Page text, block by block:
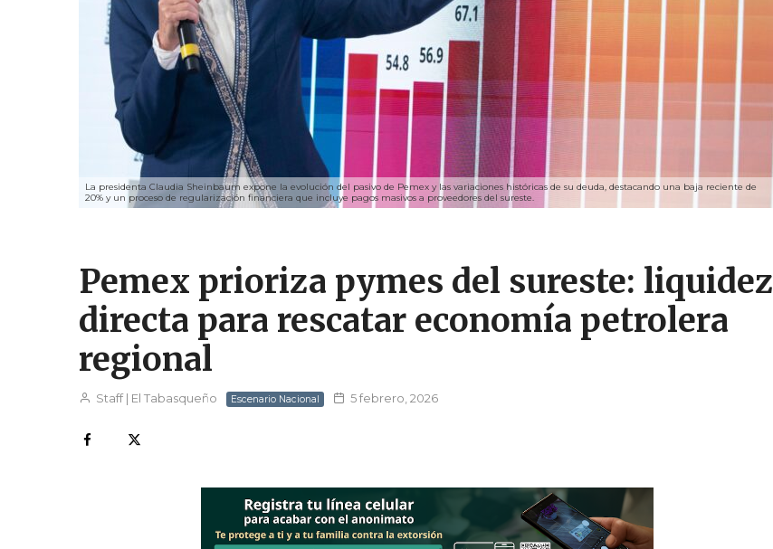
La presidenta Claudia Sheinbaum expone la evolución del pasivo de Pemex y las variaciones históricas de su deuda, destacando una baja reciente de
20% y un proceso de regularización financiera que incluye pagos masivos a proveedores del sureste.
Pemex prioriza pymes del sureste: liquidez
directa para rescatar economía petrolera
regional
Staff | El Tabasqueño Escenario Nacional 5 febrero, 2026